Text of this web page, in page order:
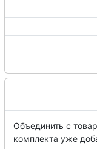
Объединить с
комплекта уже